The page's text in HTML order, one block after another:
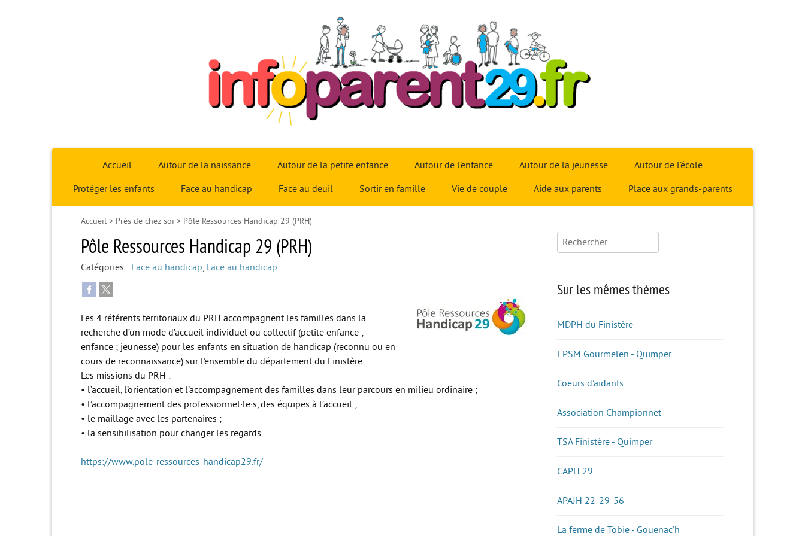
Infoparent29
Accueil Autour de la naissance Autour de la petite enfance Autour de l’enfance Autour de la jeunesse Autour de l’école
Protéger les enfants Face au handicap Face au deuil Sortir en famille Vie de couple Aide aux parents Place aux grands-parents
Accueil > Près de chez soi > Pôle Ressources Handicap 29 (PRH)
Pôle Ressources Handicap 29 (PRH)
Catégories : Face au handicap, Face au handicap
Les 4 référents territoriaux du PRH accompagnent les familles dans la
recherche d’un mode d’accueil individuel ou collectif (petite enfance ;
enfance ; jeunesse) pour les enfants en situation de handicap (reconnu ou en
cours de reconnaissance) sur l’ensemble du département du Finistère.
Les missions du PRH :
• l’accueil, l’orientation et l’accompagnement des familles dans leur parcours en milieu ordinaire ;
• l’accompagnement des professionnel·le·s, des équipes à l’accueil ;
• le maillage avec les partenaires ;
• la sensibilisation pour changer les regards.
https://www.pole-ressources-handicap29.fr/
Rechercher :
Sur les mêmes thèmes
MDPH du Finistère
EPSM Gourmelen - Quimper
Coeurs d’aidants
Association Championnet
TSA Finistère - Quimper
CAPH 29
APAJH 22-29-56
La ferme de Tobie - Gouenac’h